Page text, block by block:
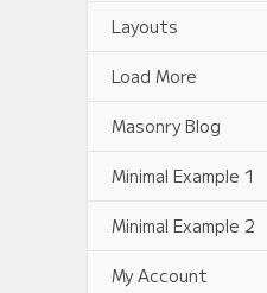
Layouts
Load More
Masonry Blog
Minimal Example 1
Minimal Example 2
My Account